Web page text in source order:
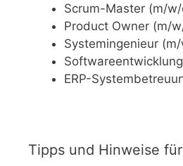
Scrum-Master (m/
Product Owner (m/
Systemingenieur
ERP-
Tipps und Hinweise